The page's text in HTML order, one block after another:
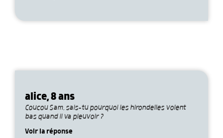
alice, 8 ans
Coucou Sam, sais-tu pourquoi les hirondelles volent
bas quand il va pleuvoir ?
Voir la réponse